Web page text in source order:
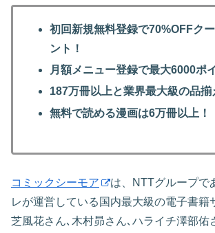
初回新規無料登録で70%OFFク
ント！
月額メニュー登録で最大6000ポ
187万冊以上と業界最大級の品揃
無料で読める漫画は6万冊以上！
コミックシーモア
は、NTTグループで
レが運営している国内最大級の電子書籍
芝風花さん､木村昴さん､ハライチ澤部佑